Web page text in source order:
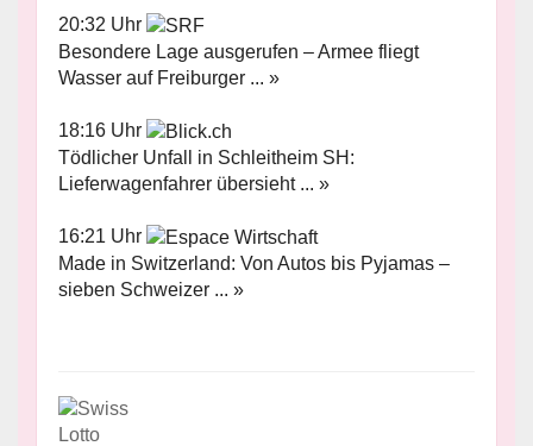
20:32 Uhr
Besondere Lage ausgerufen – Armee fliegt
Wasser auf Freiburger ... »
18:16 Uhr
Tödlicher Unfall in Schleitheim SH:
Lieferwagenfahrer übersieht ... »
16:21 Uhr
Made in Switzerland: Von Autos bis Pyjamas –
sieben Schweizer ... »